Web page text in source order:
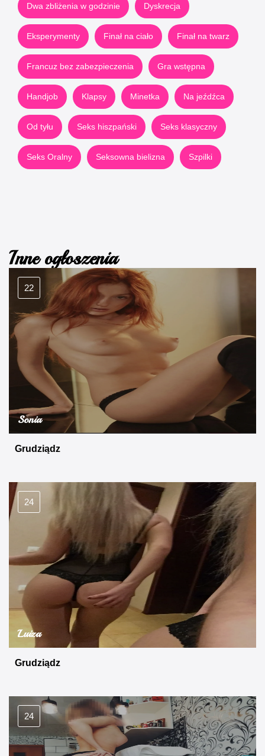
Dwa zbliżenia w godzinie Dyskrecja
Eksperymenty Finał na ciało Finał na twarz
Francuz bez zabezpieczenia Gra wstępna
Handjob Klapsy Minetka Na jeźdźca
Od tyłu Seks hiszpański Seks klasyczny
Seks Oralny Seksowna bielizna Szpilki
Inne ogłoszenia
22
Sonia
Grudziądz
24
Luiza
Grudziądz
24